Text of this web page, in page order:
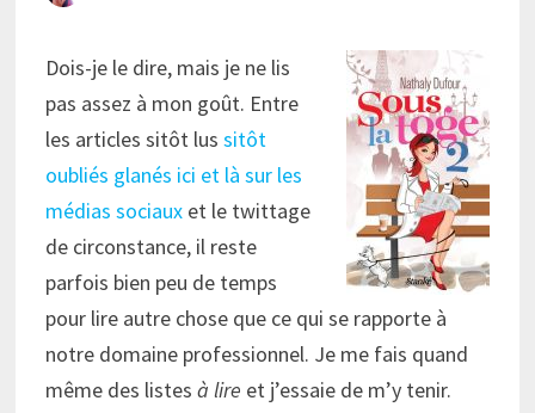
Dois-je le dire, mais je ne lis
pas assez à mon goût. Entre
les articles sitôt lus sitôt
oubliés glanés ici et là sur les
médias sociauxet le twittage
de circonstance, il reste
parfois bien peu de temps
pour lire autre chose que ce qui se rapporte à
notre domaine professionnel. Je me fais quand
même des listes à lire et j’essaie de m’y tenir.